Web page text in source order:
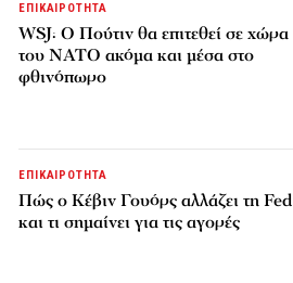
ΕΠΙΚΑΙΡΟΤΗΤΑ
WSJ: Ο Πούτιν θα επιτεθεί σε χώρα
του ΝΑΤΟ ακόμα και μέσα στο
φθινόπωρο
ΕΠΙΚΑΙΡΟΤΗΤΑ
Πώς ο Κέβιν Γουόρς αλλάζει τη Fed
και τι σημαίνει για τις αγορές